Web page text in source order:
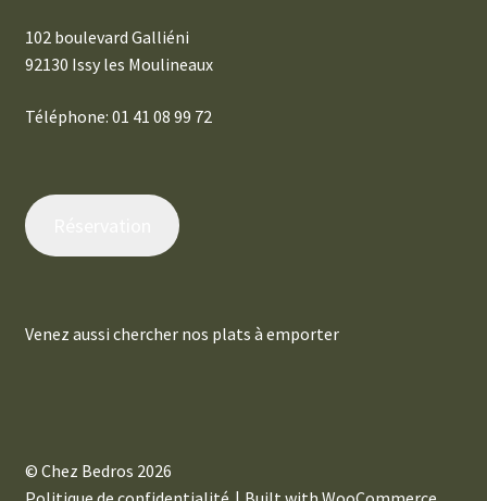
102 boulevard Galliéni
92130 Issy les Moulineaux
Téléphone: 01 41 08 99 72
Venez aussi chercher nos plats à emporter
© Chez Bedros 2026